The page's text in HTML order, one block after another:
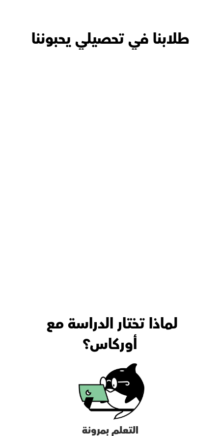
طلابنا في تحصيلي يحبوننا
أوركاس؟
التعلم بمرونة